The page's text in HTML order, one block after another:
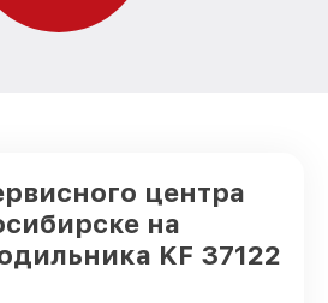
центра
на
KF 37122